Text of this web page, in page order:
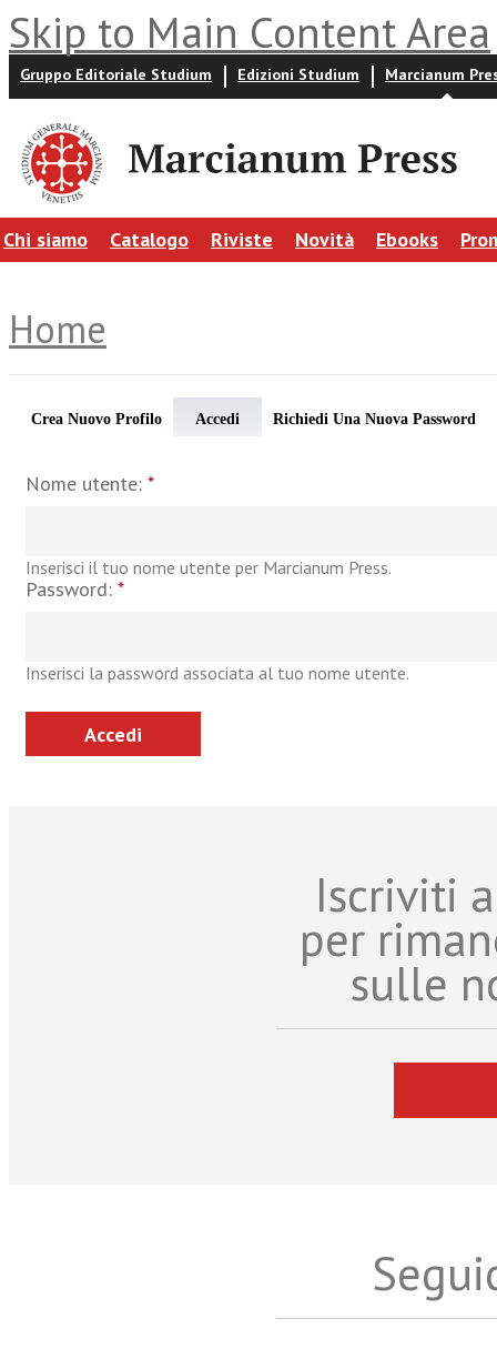
Skip to Main Content Area
Gruppo Editoriale Studium Edizioni Studium Marcianum
Chi siamo Catalogo Riviste Novità Ebooks
Home
Crea Nuovo Profilo Accedi Richiedi Una Nuova Password
Nome utente: *
Inserisci il tuo nome utente per Marcianum Press.
Password: *
Inserisci la password associata al tuo nome utente.
Iscriviti
per
sulle